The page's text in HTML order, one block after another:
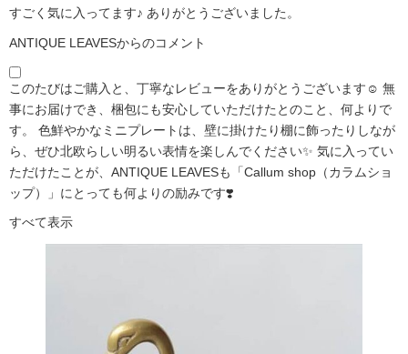
すごく気に入ってます♪ ありがとうございました。
ANTIQUE LEAVESからのコメント
このたびはご購入と、丁寧なレビューをありがとうございます☺️ 無
事にお届けでき、梱包にも安心していただけたとのこと、何よりで
す。 色鮮やかなミニプレートは、壁に掛けたり棚に飾ったりしなが
ら、ぜひ北欧らしい明るい表情を楽しんでください✨ 気に入ってい
ただけたことが、ANTIQUE LEAVESも「Callum shop（カラムショ
ップ）」にとっても何よりの励みです❣️
すべて表示